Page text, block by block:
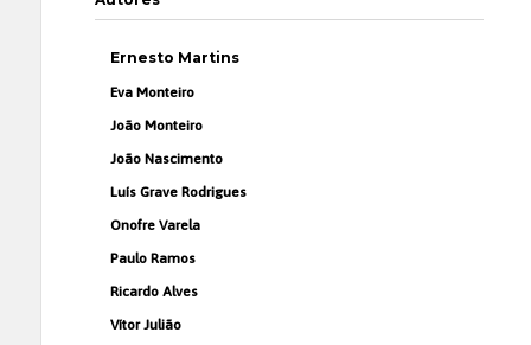
Ernesto Martins
Eva Monteiro
João Monteiro
João Nascimento
Luís Grave Rodrigues
Onofre Varela
Paulo Ramos
Ricardo Alves
Vítor Julião